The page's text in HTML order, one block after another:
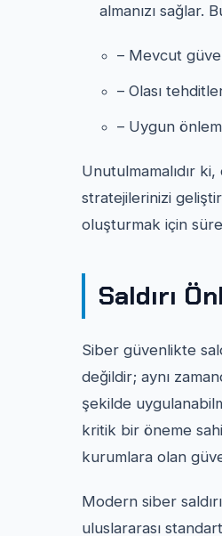
almanızı sağlar.
– Mevcut
– Olası
– Uygun
Unutulmamalıdır
stratejilerinizi
oluşturmak için
Saldırı
Siber güvenlikte
değildir; aynı
şekilde
kritik bir öneme
kurumlara olan
Modern siber
uluslararası